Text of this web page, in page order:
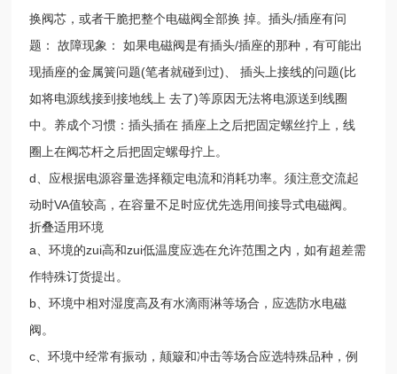
换阀芯，或者干脆把整个电磁阀全部换 掉。插头/插座有问
题： 故障现象： 如果电磁阀是有插头/插座的那种，有可能出
现插座的金属簧问题(笔者就碰到过)、 插头上接线的问题(比
如将电源线接到接地线上 去了)等原因无法将电源送到线圈
中。养成个习惯：插头插在 插座上之后把固定螺丝拧上，线
圈上在阀芯杆之后把固定螺母拧上。
d、应根据电源容量选择额定电流和消耗功率。须注意交流起
动时VA值较高，在容量不足时应优先选用间接导式电磁阀。
折叠适用环境
a、环境的zui高和zui低温度应选在允许范围之内，如有超差需
作特殊订货提出。
b、环境中相对湿度高及有水滴雨淋等场合，应选防水电磁
阀。
c、环境中经常有振动，颠簸和冲击等场合应选特殊品种，例